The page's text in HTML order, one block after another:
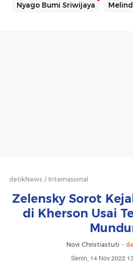
Nyago Bumi Sriwijaya
detikNews Internasional
Zelensky Sorot
di Kherson Usai
Novi Christiastuti -
Senin, 14 Nov 2022